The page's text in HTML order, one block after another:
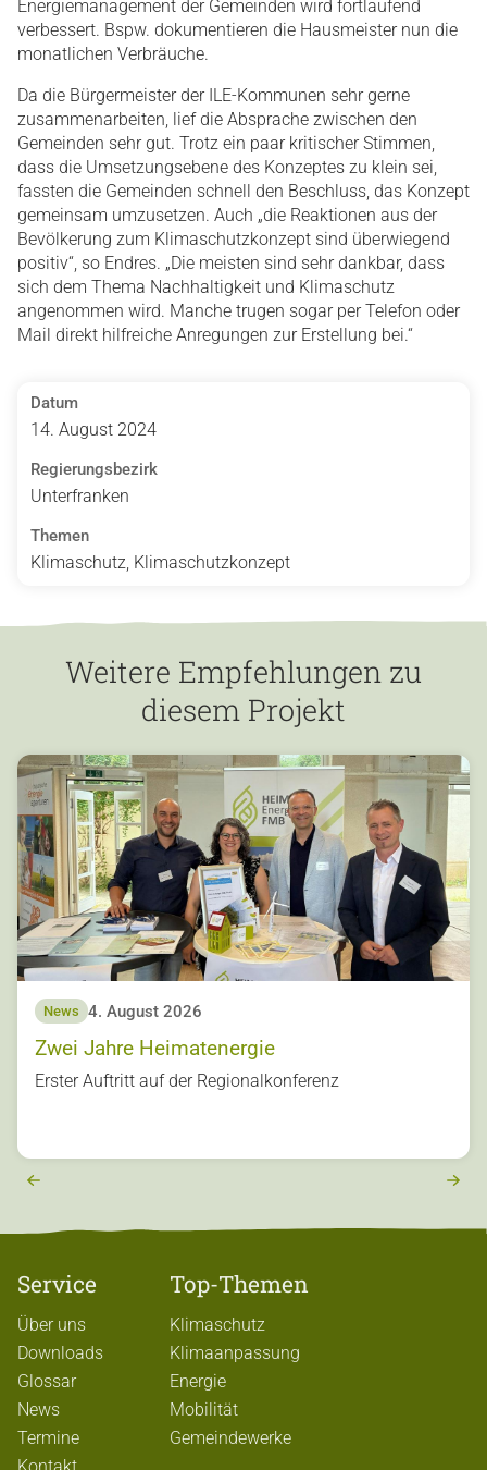
Energiemanagement der Gemeinden wird fortlaufend
verbessert. Bspw. dokumentieren die Hausmeister nun die
monatlichen Verbräuche.
Da die Bürgermeister der ILE-Kommunen sehr gerne
zusammenarbeiten, lief die Absprache zwischen den
Gemeinden sehr gut. Trotz ein paar kritischer Stimmen,
dass die Umsetzungsebene des Konzeptes zu klein sei,
fassten die Gemeinden schnell den Beschluss, das Konzept
gemeinsam umzusetzen. Auch „die Reaktionen aus der
Bevölkerung zum Klimaschutzkonzept sind überwiegend
positiv“, so Endres. „Die meisten sind sehr dankbar, dass
sich dem Thema Nachhaltigkeit und Klimaschutz
angenommen wird. Manche trugen sogar per Telefon oder
Mail direkt hilfreiche Anregungen zur Erstellung bei.“
Datum
14. August 2024
Regierungsbezirk
Unterfranken
Themen
Klimaschutz, Klimaschutzkonzept
Weitere Empfehlungen zu
diesem Projekt
r
u
News 4. August 2026
Zwei Jahre Heimatenergie
Erster Auftritt auf der Regionalkonferenz
Service
Über uns
Downloads
Glossar
News
Termine
Top-Themen
Klimaschutz
Klimaanpassung
Energie
Mobilität
Gemeindewerke